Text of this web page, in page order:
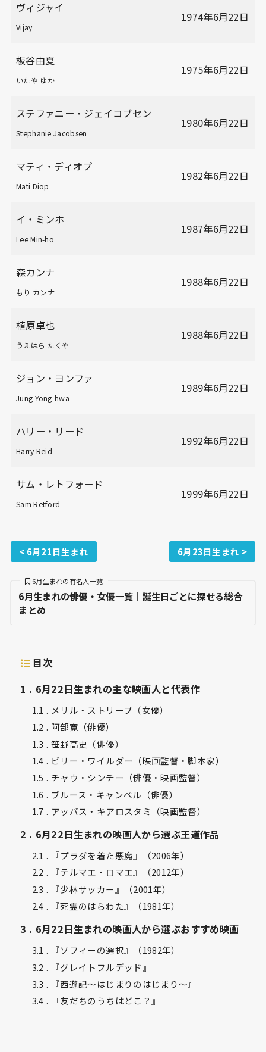
ヴィジャイ
Vijay
1974年6月22日
板谷由夏
いたや ゆか
1975年6月22日
ステファニー・ジェイコブセン
Stephanie Jacobsen
1980年6月22日
マティ・ディオプ
Mati Diop
1982年6月22日
イ・ミンホ
Lee Min-ho
1987年6月22日
森カンナ
もり カンナ
1988年6月22日
植原卓也
うえはら たくや
1988年6月22日
ジョン・ヨンファ
Jung Yong-hwa
1989年6月22日
ハリー・リード
Harry Reid
1992年6月22日
サム・レトフォード
Sam Retford
1999年6月22日
< 6月21日生まれ 6月23日生まれ >
6月生まれの俳優・女優一覧｜誕生日ごとに探せる総合
まとめ
6月生まれの有名人一覧
目次
1
6月22日生まれの主な映画人と代表作
1.1
メリル・ストリープ（女優）
1.2
阿部寛（俳優）
1.3
笹野高史（俳優）
1.4
ビリー・ワイルダー（映画監督・脚本家）
1.5
チャウ・シンチー（俳優・映画監督）
1.6
ブルース・キャンベル（俳優）
1.7
アッバス・キアロスタミ（映画監督）
2 6月22日生まれの映画人から選ぶ王道作品
2.1
『プラダを着た悪魔』（2006年）
2.2
『テルマエ・ロマエ』（2012年）
2.3
『少林サッカー』（2001年）
2.4
『死霊のはらわた』（1981年）
3 6月22日生まれの映画人から選ぶおすすめ映画
3.1
『ソフィーの選択』（1982年）
3.2
『グレイトフルデッド』
3.3
『西遊記〜はじまりのはじまり〜』
3.4
『友だちのうちはどこ？』